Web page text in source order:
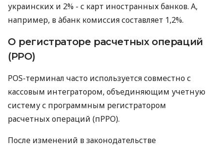
украинских и 2% - с карт иностранных банков. А,
например, в àбанк комиссия составляет 1,2%.
О регистраторе расчетных операций
(РРО)
POS-терминал часто используется совместно с
кассовым интегратором, объединяющим учетную
систему с программным регистратором
расчетных операций (пРРО).
После изменений в законодательстве